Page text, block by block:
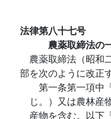
法律第八十七号
農薬取締法の
農薬取締法（昭和
部を次のように改正
第一条第一項中
じ。）又は農林産
産物を含む。以下